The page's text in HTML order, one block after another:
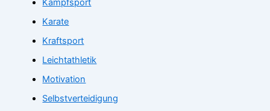
Kampfsport
Karate
Kraftsport
Leichtathletik
Motivation
Selbstverteidigung